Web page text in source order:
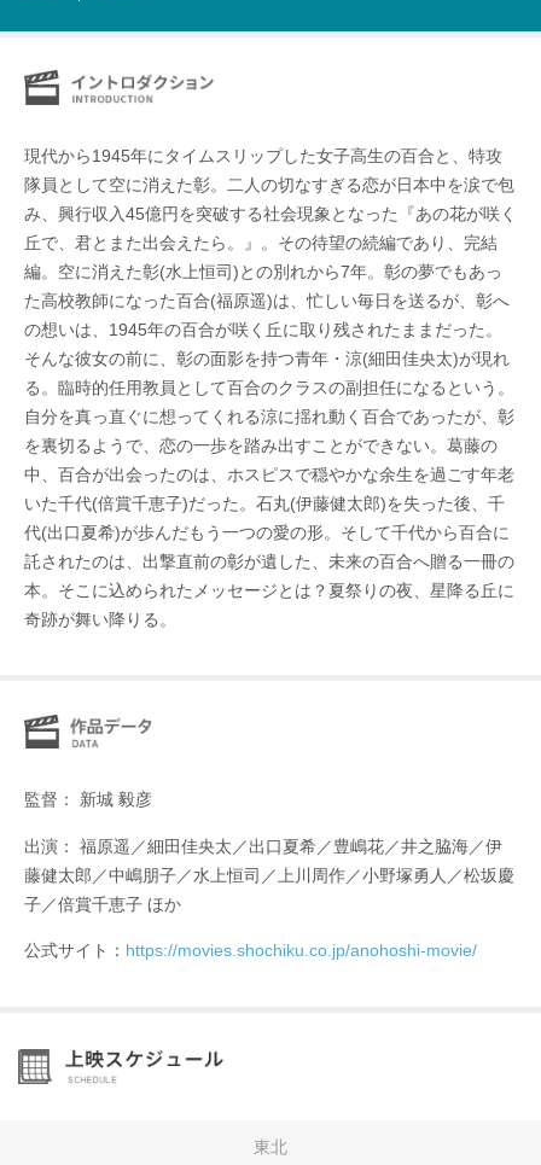
現代から1945年にタイムスリップした女子高生の百合と、特攻
隊員として空に消えた彰。二人の切なすぎる恋が日本中を涙で包
み、興行収入45億円を突破する社会現象となった『あの花が咲く
丘で、君とまた出会えたら。』。その待望の続編であり、完結
編。空に消えた彰(水上恒司)との別れから7年。彰の夢でもあっ
た高校教師になった百合(福原遥)は、忙しい毎日を送るが、彰へ
の想いは、1945年の百合が咲く丘に取り残されたままだった。
そんな彼女の前に、彰の面影を持つ青年・涼(細田佳央太)が現れ
る。臨時的任用教員として百合のクラスの副担任になるという。
自分を真っ直ぐに想ってくれる涼に揺れ動く百合であったが、彰
を裏切るようで、恋の一歩を踏み出すことができない。葛藤の
中、百合が出会ったのは、ホスピスで穏やかな余生を過ごす年老
いた千代(倍賞千恵子)だった。石丸(伊藤健太郎)を失った後、千
代(出口夏希)が歩んだもう一つの愛の形。そして千代から百合に
託されたのは、出撃直前の彰が遺した、未来の百合へ贈る一冊の
本。そこに込められたメッセージとは？夏祭りの夜、星降る丘に
奇跡が舞い降りる。
監督： 新城 毅彦
出演： 福原遥／細田佳央太／出口夏希／豊嶋花／井之脇海／伊
藤健太郎／中嶋朋子／水上恒司／上川周作／小野塚勇人／松坂慶
子／倍賞千恵子 ほか
公式サイト： https://movies.shochiku.co.jp/anohoshi-movie/
東北